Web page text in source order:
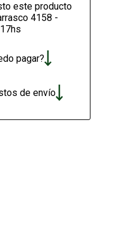
este producto
4158 -
pagar?
de envío